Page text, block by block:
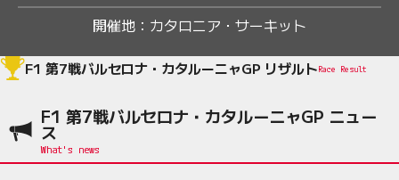
開催地： カタロニア・サーキット
F1 第7戦バルセロナ・カタルーニャGP リザルトRace Result
F1 第7戦バルセロナ・カタルーニャGP ニュー
ス